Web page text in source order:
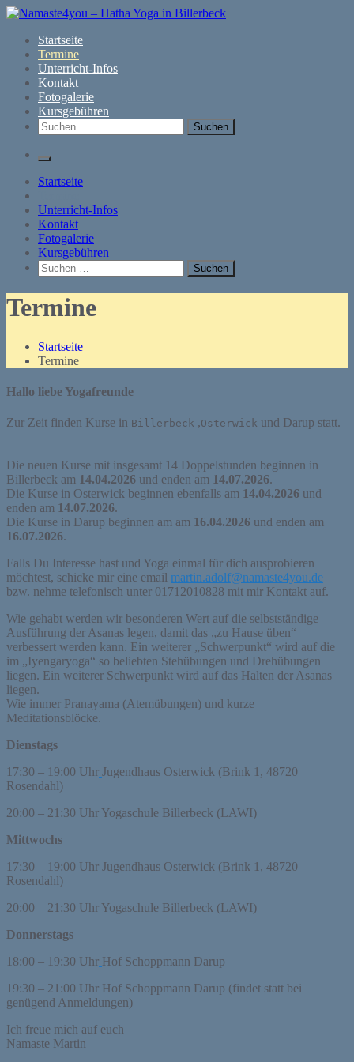
Zum
springen
Namaste4you – Hatha Yoga in Billerbeck
Persönliche Yoga Kurse in Billerbeck in Tradition von B.K.S.
Iyengar
Startseite
Termine
Unterricht-Infos
Kontakt
Fotogalerie
Kursgebühren
Suchen
nach:
Startseite
Unterricht-Infos
Kontakt
Fotogalerie
Kursgebühren
Suchen
nach:
Termine
Startseite
Termine
Hallo liebe Yogafreunde
Zur Zeit finden Kurse in Billerbeck ,Osterwick und Darup statt.
Die neuen Kurse mit insgesamt 14 Doppelstunden beginnen in
Billerbeck am 14.04.2026 und enden am 14.07.2026.
Die Kurse in Osterwick beginnen ebenfalls am 14.04.2026 und
enden am 14.07.2026.
Die Kurse in Darup beginnen am am 16.04.2026 und enden am
16.07.2026.
Falls Du Interesse hast und Yoga einmal für dich ausprobieren
möchtest, schicke mir eine email martin.adolf@namaste4you.de
bzw. nehme telefonisch unter 01712010828 mit mir Kontakt auf.
Wie gehabt werden wir besonderen Wert auf die selbstständige
Ausführung der Asanas legen, damit das „zu Hause üben“
verbessert werden kann. Ein weiterer „Schwerpunkt“ wird auf die
im „Iyengaryoga“ so beliebten Stehübungen und Drehübungen
liegen. Ein weiterer Schwerpunkt wird auf das Halten der Asanas
liegen.
Wie immer Pranayama (Atemübungen) und kurze
Meditationsblöcke.
Dienstags
17:30 – 19:00 Uhr Jugendhaus Osterwick (Brink 1, 48720
Rosendahl)
20:00 – 21:30 Uhr Yogaschule Billerbeck (LAWI)
Mittwochs
17:30 – 19:00 Uhr Jugendhaus Osterwick (Brink 1, 48720
Rosendahl)
20:00 – 21:30 Uhr Yogaschule Billerbeck (LAWI)
Donnerstags
18:00 – 19:30 Uhr Hof Schoppmann Darup
19:30 – 21:00 Uhr Hof Schoppmann Darup (findet statt bei
genügend Anmeldungen)
Ich freue mich auf euch
Namaste Martin